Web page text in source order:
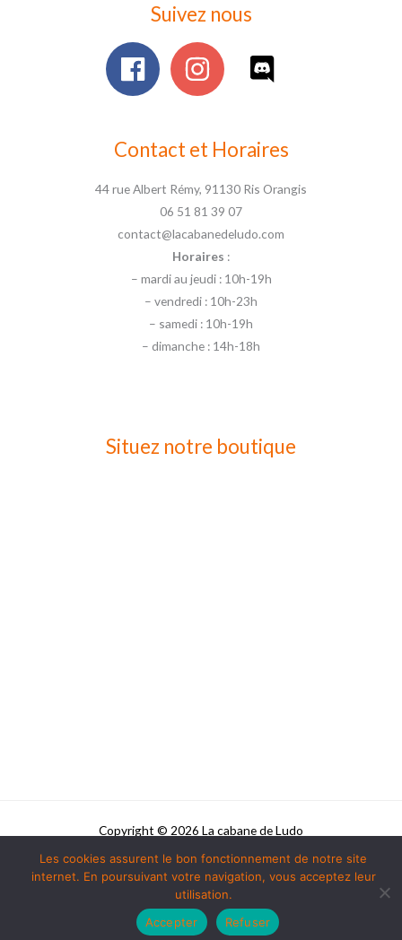
Suivez nous
Contact et Horaires
44 rue Albert Rémy, 91130 Ris Orangis
06 51 81 39 07
contact@lacabanedeludo.com
Horaires :
– mardi au jeudi : 10h-19h
– vendredi : 10h-23h
– samedi : 10h-19h
– dimanche : 14h-18h
Situez notre boutique
Copyright © 2026 La cabane de Ludo
Powered by La cabane de Ludo
Les cookies assurent le bon fonctionnement de notre site
internet. En poursuivant votre navigation, vous acceptez leur
utilisation.
Accepter
Refuser